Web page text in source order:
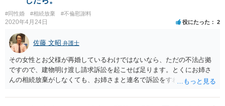
ので、契約書の文面を持って、弁護士に相談に行かれることをお勧め
します。
#同性婚 #相続放棄 #不倫慰謝料
2020年4月24日 役にたった 2
佐藤 文昭 弁護士
その女性とお父様が再婚しているわけではないなら、ただの不法占拠
ですので、建物明け渡し請求訴訟を起こせば足ります。とくにお姉さ
んの相続放棄がしなくても、お姉さまと連名で訴訟をすればいいだけ